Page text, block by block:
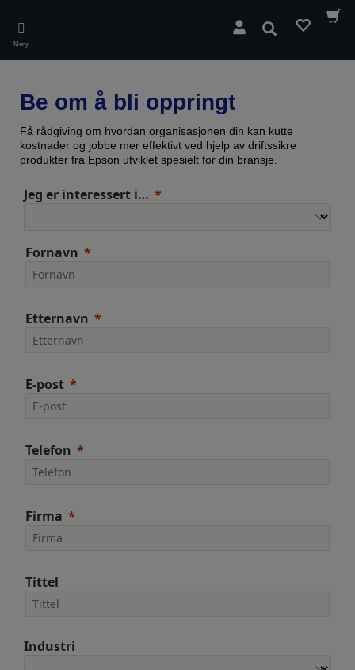
main
content
Meny
Søk
Be om å bli oppringt
Få rådgiving om hvordan organisasjonen din kan kutte
kostnader og jobbe mer effektivt ved hjelp av driftssikre
produkter fra Epson utviklet spesielt for din bransje.
Jeg er interessert i…
Fornavn
Etternavn
E-post
Telefon
Firma
Tittel
Industri